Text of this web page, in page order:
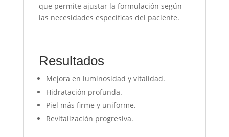
que permite ajustar la formulación según
las necesidades específicas del paciente.
Resultados
Mejora en luminosidad y vitalidad.
Hidratación profunda.
Piel más firme y uniforme.
Revitalización progresiva.